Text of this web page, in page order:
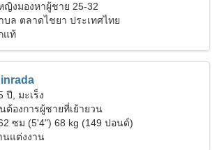
ญิงมองหาผู้ชาย 25-32
บล ตลาดไชยา ประเทศไทย
แท้
ปี, มะเร็ง
ต้องการผู้ชายที่เย้ายวน
ซม (5'4") 68 kg (149 ปอนด์)
นแต่งงาน